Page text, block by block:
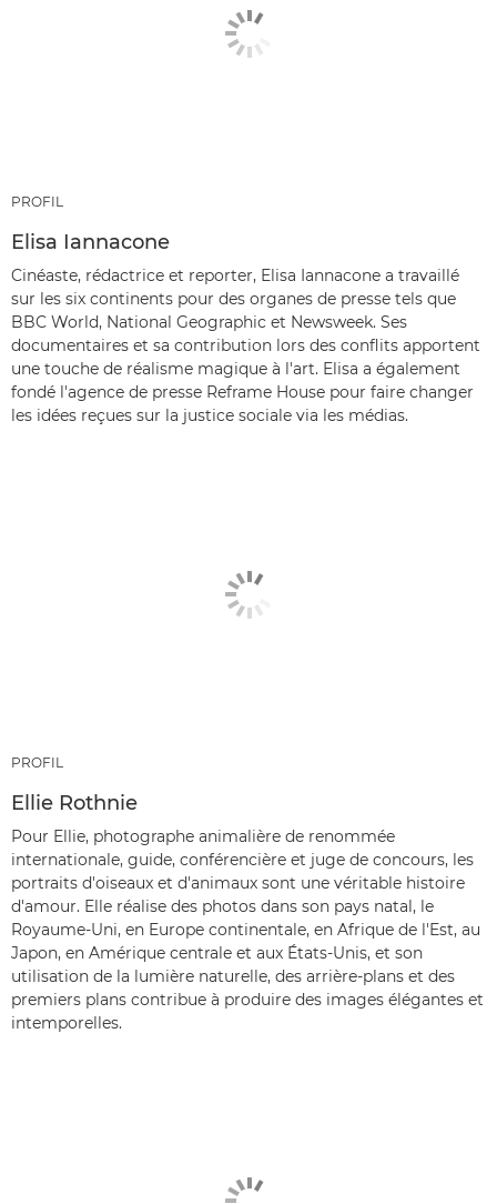
PROFIL
Elisa Iannacone
Cinéaste, rédactrice et reporter, Elisa Iannacone a travaillé
sur les six continents pour des organes de presse tels que
BBC World, National Geographic et Newsweek. Ses
documentaires et sa contribution lors des conflits apportent
une touche de réalisme magique à l'art. Elisa a également
fondé l'agence de presse Reframe House pour faire changer
les idées reçues sur la justice sociale via les médias.
PROFIL
Ellie Rothnie
Pour Ellie, photographe animalière de renommée
internationale, guide, conférencière et juge de concours, les
portraits d'oiseaux et d'animaux sont une véritable histoire
d'amour. Elle réalise des photos dans son pays natal, le
Royaume-Uni, en Europe continentale, en Afrique de l'Est, au
Japon, en Amérique centrale et aux États-Unis, et son
utilisation de la lumière naturelle, des arrière-plans et des
premiers plans contribue à produire des images élégantes et
intemporelles.